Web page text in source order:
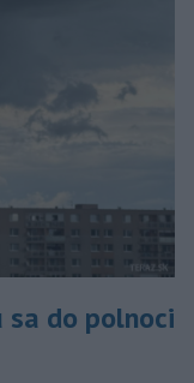
sa do polnoci